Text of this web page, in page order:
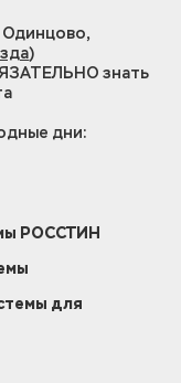
Одинцово,
)
знать
дни:
РОССТИН
для